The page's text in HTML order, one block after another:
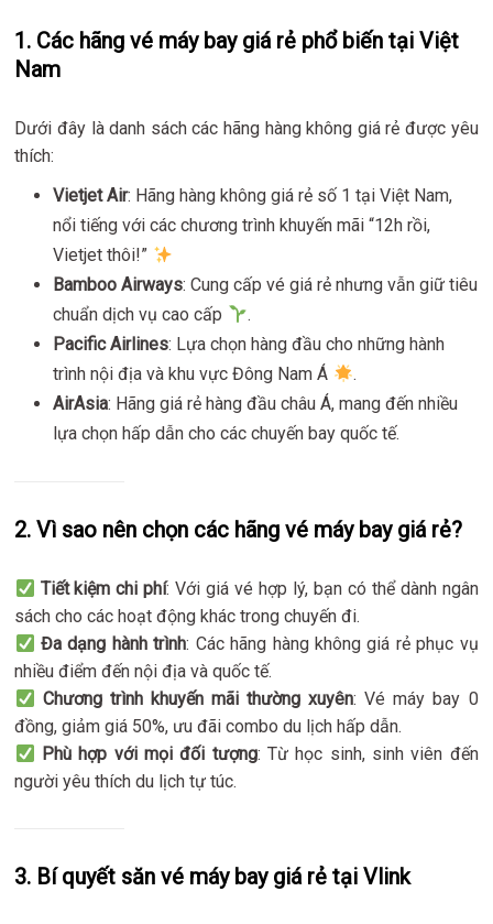
1. Các hãng vé máy bay giá rẻ phổ biến tại Việt
Nam
Dưới đây là danh sách các hãng hàng không giá rẻ được yêu
thích:
Vietjet Air: Hãng hàng không giá rẻ số 1 tại Việt Nam,
nổi tiếng với các chương trình khuyến mãi “12h rồi,
Vietjet thôi!”
Bamboo Airways: Cung cấp vé giá rẻ nhưng vẫn giữ tiêu
chuẩn dịch vụ cao cấp
.
Pacific Airlines: Lựa chọn hàng đầu cho những hành
trình nội địa và khu vực Đông Nam Á
.
AirAsia: Hãng giá rẻ hàng đầu châu Á, mang đến nhiều
lựa chọn hấp dẫn cho các chuyến bay quốc tế.
2. Vì sao nên chọn các hãng vé máy bay giá rẻ?
Tiết kiệm chi phí: Với giá vé hợp lý, bạn có thể dành ngân
sách cho các hoạt động khác trong chuyến đi.
Đa dạng hành trình: Các hãng hàng không giá rẻ phục vụ
nhiều điểm đến nội địa và quốc tế.
Chương trình khuyến mãi thường xuyên: Vé máy bay 0
đồng, giảm giá 50%, ưu đãi combo du lịch hấp dẫn.
Phù hợp với mọi đối tượng: Từ học sinh, sinh viên đến
người yêu thích du lịch tự túc.
3. Bí quyết săn vé máy bay giá rẻ tại Vlink